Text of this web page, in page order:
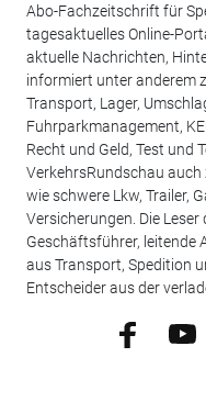
Abo-Fachzeitschrift für
tagesaktuelles Online-
aktuelle Nachrichten,
informiert unter anderem
Transport, Lager,
Fuhrparkmanagement,
Recht und Geld, Test und
VerkehrsRundschau
wie schwere Lkw, Trailer,
Versicherungen. Die
Geschäftsführer, leitende
aus Transport, Spedition
Entscheider aus der